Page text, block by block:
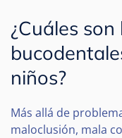
¿Cuáles
niños?
Más allá de
maloclusión, mala